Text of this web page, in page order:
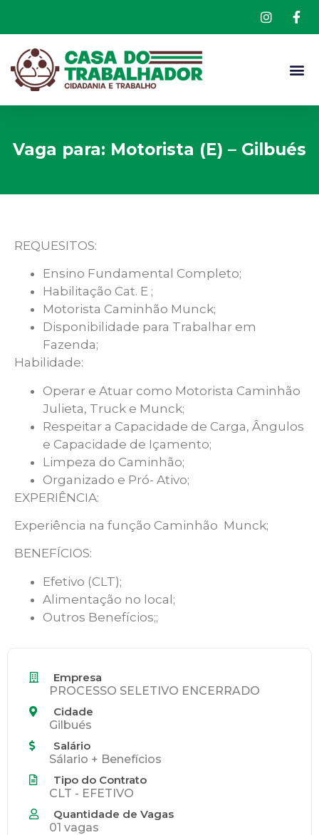
Vaga para: Motorista (E) – Gilbués
REQUESITOS:
Ensino Fundamental Completo;
Habilitação Cat. E ;
Motorista Caminhão Munck;
Disponibilidade para Trabalhar em
Fazenda;
Habilidade:
Operar e Atuar como Motorista Caminhão
Julieta, Truck e Munck;
Respeitar a Capacidade de Carga, Ângulos
e Capacidade de Içamento;
Limpeza do Caminhão;
Organizado e Pró- Ativo;
EXPERIÊNCIA:
Experiência na função Caminhão Munck;
BENEFÍCIOS:
Efetivo (CLT);
Alimentação no local;
Outros Benefícios;;
Empresa
PROCESSO SELETIVO ENCERRADO
Cidade
Gilbués
Salário
Sálario + Benefícios
Tipo do Contrato
CLT - EFETIVO
Quantidade de Vagas
01 vagas